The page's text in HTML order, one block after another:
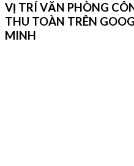
VỊ TRÍ VĂN PHÒNG
THU TOÀN TRÊN
MINH